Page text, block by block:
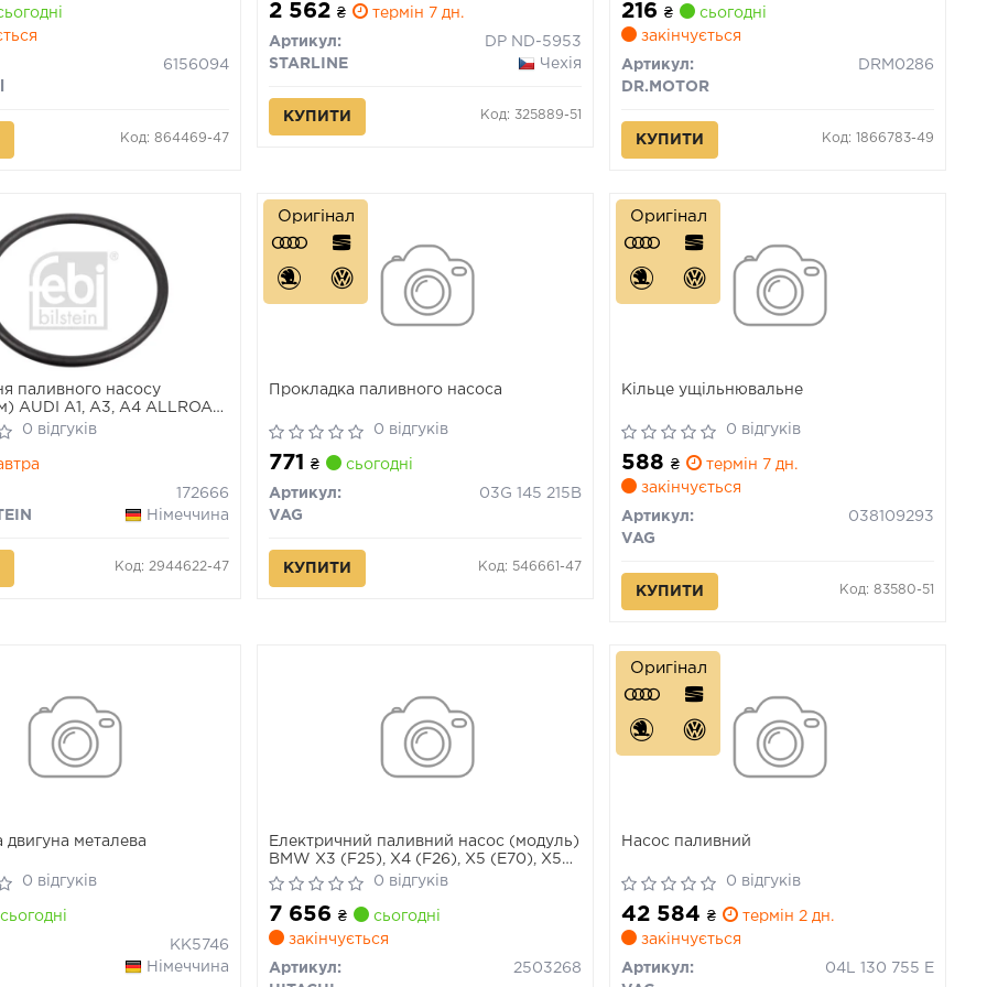
6156094
Код: 864469-47
2 562₴ термін 7 дн.
Артикул:
DP ND-5953
STARLINE
Чехія
КУПИТИ Код: 325889-51
216₴
сьогодні
закінчується
Артикул:
DRM0286
DR.MOTOR
КУПИТИ Код: 1866783-49
паливного насосу
AUDI A1, A3, A4 ALLROAD
A5, A6 ALLROAD C6, A6
A6 C7, A7, A8 D3, Q2, Q3,
SPYDER, TT SEAT
0 відгуків
172666
Німеччина
Код: 2944622-47
Прокладка паливного насоса
0 відгуків
771₴ сьогодні
Артикул:
03G 145 215B
VAG
КУПИТИ Код: 546661-47
Оригінал
Кiльце ущiльнювальне
0 відгуків
588₴
термін 7 дн.
закінчується
Артикул:
038109293
VAG
КУПИТИ Код: 83580-51
Оригінал
двигуна металева
0 відгуків
KK5746
Німеччина
Електричний паливний насос (модуль)
BMW X3 (F25), X4 (F26), X5 (E70), X5
(F15, F85), X6 (E71, E72), X6 (F16, F86),
X6 (G06, F96) 1.6-4.4H 10.06-03.23
0 відгуків
7 656₴
сьогодні
закінчується
Артикул:
2503268
Насос паливний
0 відгуків
42 584₴
термін 2 дн.
закінчується
Артикул:
04L 130 755 E
Оригінал